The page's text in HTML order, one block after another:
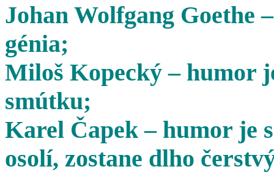
Johan Wolfgang Goethe
génia;
Miloš Kopecký – humor
smútku;
Karel Čapek – humor je
osolí, zostane dlho